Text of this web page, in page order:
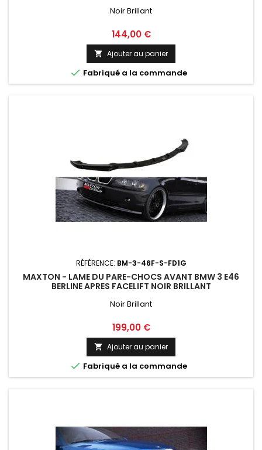
Noir Brillant
Prix
144,00 €
 Ajouter au panier
 Fabriqué a la commande
RÉFÉRENCE: BM-3-46F-S-FD1G
MAXTON - LAME DU PARE-CHOCS AVANT BMW 3 E46
BERLINE APRES FACELIFT NOIR BRILLANT
Noir Brillant
Prix
199,00 €
 Ajouter au panier
 Fabriqué a la commande